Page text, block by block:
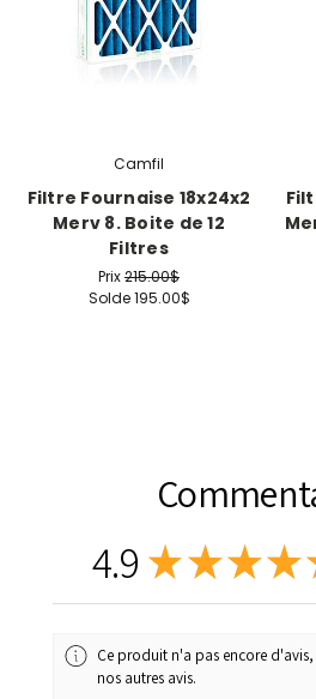
Camfil
Filtre Fournaise 18x24x2
Merv 8. Boite de 12
Filtres
Prix215.00$
Solde195.00$
4.9 ★★★★
Ce produit n'a pas encore
nos autres avis.